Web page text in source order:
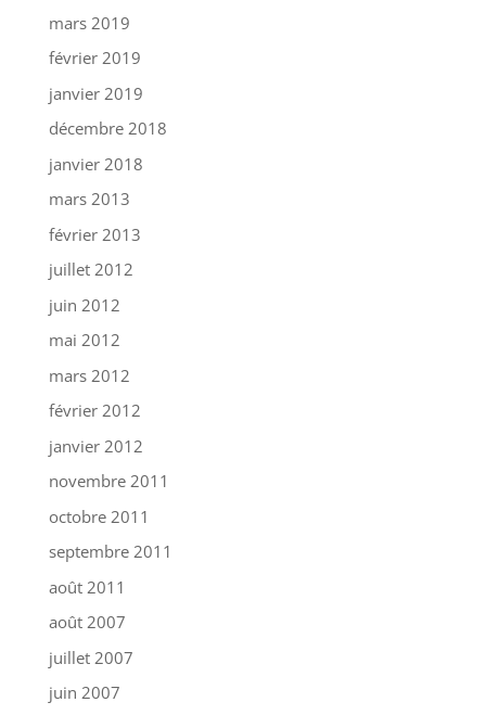
mars 2019
février 2019
janvier 2019
décembre 2018
janvier 2018
mars 2013
février 2013
juillet 2012
juin 2012
mai 2012
mars 2012
février 2012
janvier 2012
novembre 2011
octobre 2011
septembre 2011
août 2011
août 2007
juillet 2007
juin 2007